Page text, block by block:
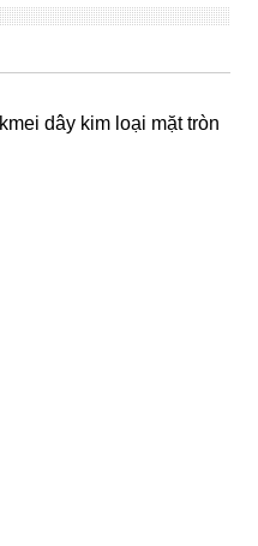
dây kim loại mặt tròn